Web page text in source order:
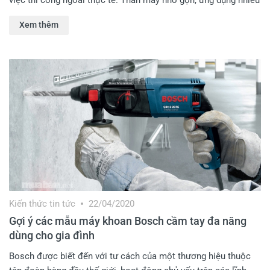
Con máy có trọng lượng nhẹ, mang đến khả năng vận hành ổn
nhau. Trong bài viết này, Kết Nối Tiêu Dùng sẽ Review chi tiết
dụng cụ xoay đa năng này nhé.
Xem thêm
Kiến thức tin tức
Gợi ý các mẫu máy khoan Bosch cầm tay đa năng
dùng cho gia đình
22/04/2020
Bosch được biết đến với tư cách của một thương hiệu thuộc